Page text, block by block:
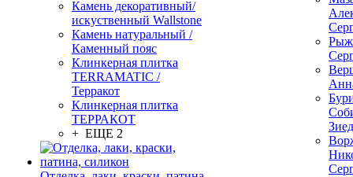
Камень декоративный/
искуственный Wallstone
Камень натуральный /
Каменный пояс
Клинкерная плитка
TERRAMATIC /
Терракот
Клинкерная плитка
ТЕРРАКОТ
+ ЕЩЕ 2